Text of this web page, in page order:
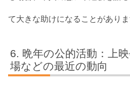
て大きな助けになることがありま
晩年の公的活動：上
場などの最近の動向